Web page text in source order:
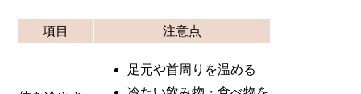
項目 注意点
足元や首周りを温める